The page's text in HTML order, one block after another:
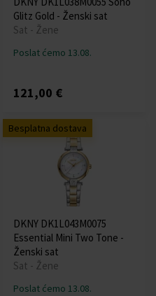
Glitz Gold - Ženski sat
Sat - Žene
Poslat ćemo 13.08.
121,00 €
Besplatna dostava
DKNY DK1L043M0075
Essential Mini Two Tone -
Ženski sat
Sat - Žene
Poslat ćemo 13.08.